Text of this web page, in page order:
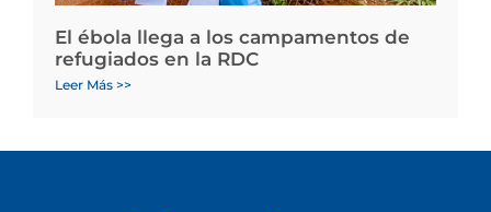
El ébola llega a los campamentos de
refugiados en la RDC
Leer Más >>